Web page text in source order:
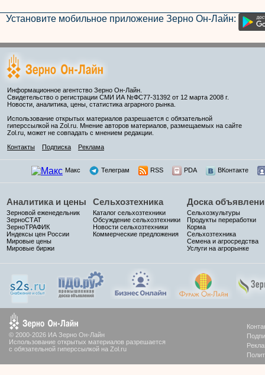
Установите мобильное приложение Зерно Он-Лайн:
Информационное агентство Зерно Он-Лайн.
Свидетельство о регистрации СМИ ИА №ФС77-31392 от 12 марта 2008 г.
Новости, аналитика, цены, статистика аграрного рынка.
Использование открытых материалов разрешается с обязательной
гиперссылкой на Zol.ru. Мнение авторов материалов, размещаемых на сайте
Zol.ru, может не совпадать с мнением редакции.
Контакты
Подписка Реклама
Макс Телеграм RSS PDA ВКонтакте
Аналитика и цены
Зерновой еженедельник
ЗерноСТАТ
ЗерноТРАФИК
Индексы цен России
Мировые цены
Мировые биржи
Сельхозтехника
Каталог сельхозтехники
Обсуждение сельхозтехники
Новости сельхозтехники
Коммерческие предложения
Доска
Сельхозкультуры
Продукты переработки
Корма
Сельхозтехника
Семена и агросредства
Услуги на агрорынке
© 2000-2026 ИА Зерно Он-Лайн
Использование открытых материалов разрешается
с обязательной гиперссылкой на Zol.ru